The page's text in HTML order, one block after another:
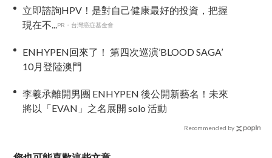
立即諮詢HPV！是對自己健康最好的投資，把握
現在不...PR・台灣癌症基金會
ENHYPEN回來了！ 第四次巡演’BLOOD SAGA’
10月登陸澳門
李羲承離開男團 ENHYPEN 後公開新藝名！未來
將以「EVAN」之名展開 solo 活動
Recommended by